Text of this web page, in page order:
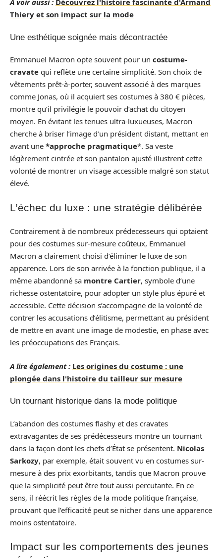
A voir aussi : Découvrez l'histoire fascinante d'Armand
Thiery et son impact sur la mode
Une esthétique soignée mais décontractée
Emmanuel Macron opte souvent pour un costume-
cravate qui reflète une certaine simplicité. Son choix de
vêtements prêt-à-porter, souvent associé à des marques
comme Jonas, où il acquiert ses costumes à 380 € pièces,
montre qu’il privilégie le pouvoir d’achat du citoyen
moyen. En évitant les tenues ultra-luxueuses, Macron
cherche à briser l’image d’un président distant, mettant en
avant une *approche pragmatique*. Sa veste
légèrement cintrée et son pantalon ajusté illustrent cette
volonté de montrer un visage accessible malgré son statut
élevé.
L’échec du luxe : une stratégie délibérée
Contrairement à de nombreux prédecesseurs qui optaient
pour des costumes sur-mesure coûteux, Emmanuel
Macron a clairement choisi d’éliminer le luxe de son
apparence. Lors de son arrivée à la fonction publique, il a
même abandonné sa montre Cartier, symbole d’une
richesse ostentatoire, pour adopter un style plus épuré et
accessible. Cette décision s’accompagne de la volonté de
contrer les accusations d’élitisme, permettant au président
de mettre en avant une image de modestie, en phase avec
les préoccupations des Français.
A lire également : Les origines du costume : une
plongée dans l'histoire du tailleur sur mesure
Un tournant historique dans la mode politique
L’abandon des costumes flashy et des cravates
extravagantes de ses prédécesseurs montre un tournant
dans la façon dont les chefs d’État se présentent. Nicolas
Sarkozy, par exemple, était souvent vu en costumes sur-
mesure à des prix exorbitants, tandis que Macron prouve
que la simplicité peut être tout aussi percutante. En ce
sens, il réécrit les règles de la mode politique française,
prouvant que l’efficacité peut se nicher dans une apparence
moins ostentatoire.
Impact sur les comportements des jeunes